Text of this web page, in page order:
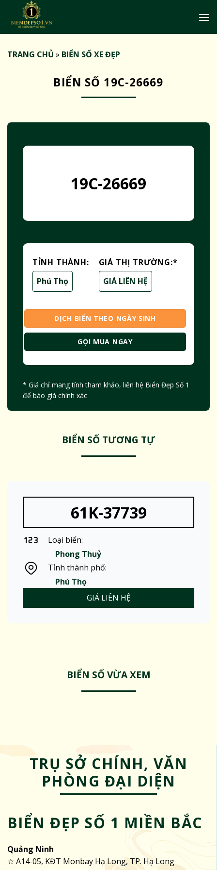
TRANG CHỦ » BIỂN SỐ XE ĐẸP
BIỂN SỐ 19C-26669
19C-26669
TỈNH THÀNH:
Phú Thọ
GIÁ THỊ TRƯỜNG:*
GIÁ LIÊN HỆ
DỊCH BIỂN THEO NGÀY SINH
GỌI MUA NGAY
* Giá chỉ mang tính tham khảo, liên hệ Biển Đẹp Số 1
để báo giá chính xác
BIỂN SỐ TƯƠNG TỰ
61K-37739
Loại biển:
Phong Thuỷ
Tỉnh thành phố:
Phú Thọ
GIÁ LIÊN HỆ
BIỂN SỐ VỪA XEM
TRỤ SỞ CHÍNH, VĂN
PHÒNG ĐẠI DIỆN
BIỂN ĐẸP SỐ 1 MIỀN BẮC
Quảng Ninh
☆ A14-05, KĐT Monbay Hạ Long, TP. Hạ Long